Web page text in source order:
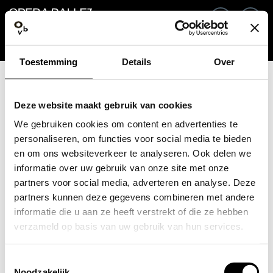
Toestemming Details Over
Deze website maakt gebruik van cookies
We gebruiken cookies om content en advertenties te
personaliseren, om functies voor social media te bieden
en om ons websiteverkeer te analyseren. Ook delen we
informatie over uw gebruik van onze site met onze
partners voor social media, adverteren en analyse. Deze
partners kunnen deze gegevens combineren met andere
informatie die u aan ze heeft verstrekt of die ze hebben
verzameld op basis van uw gebruik van hun services.
Mot de passe Mot de passe oublié ?
Créer un compte